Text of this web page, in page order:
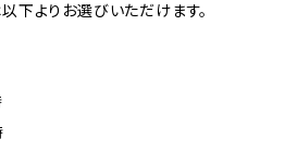
下よりお選びいただけます。